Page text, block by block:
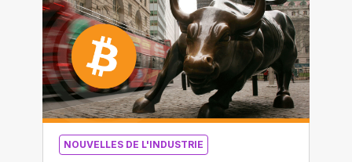
NOUVELLES DE L'INDUSTRIE